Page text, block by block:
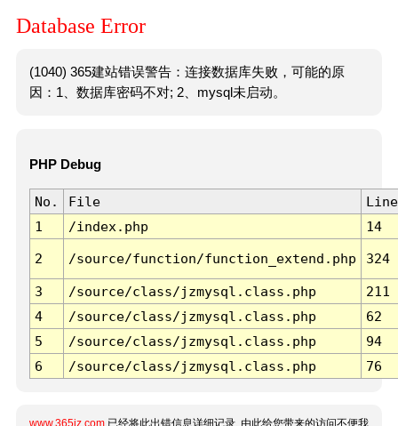
Database Error
(1040) 365建站错误警告：连接数据库失败，可能的原
因：1、数据库密码不对; 2、mysql未启动。
PHP Debug
No. File
Line
1
/index.php 14
2 /source/function/function_extend.php 324
3 /source/class/jzmysql.class.php
211
4
/source/class/jzmysql.class.php
62
5
/source/class/jzmysql.class.php
94
6
/source/class/jzmysql.class.php 76